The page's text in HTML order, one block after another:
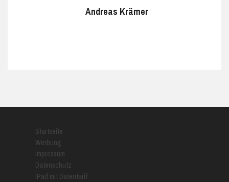
Andreas Krämer
Startseite
Werbung
Impressum
Datenschutz
iPad mit Datentarif